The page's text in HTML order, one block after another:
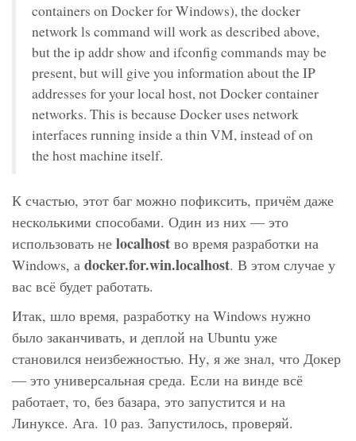
containers on Docker for Windows), the docker
network ls command will work as described above,
but the ip addr show and ifconfig commands may be
present, but will give you information about the IP
addresses for your local host, not Docker container
networks. This is because Docker uses network
interfaces running inside a thin VM, instead of on
the host machine itself.
К счастью, этот баг можно пофиксить, причём даже
несколькими способами. Один из них — это
использовать не localhost во время разработки на
Windows, а docker.for.win.localhost. В этом случае у
вас всё будет работать.
Итак, шло время, разработку на Windows нужно
было заканчивать, и деплой на Ubuntu уже
становился неизбежностью. Ну, я же знал, что Докер
— это универсальная среда. Если на винде всё
работает, то, без базара, это запустится и на
Линуксе. Ага. 10 раз. Запустилось, проверяй.